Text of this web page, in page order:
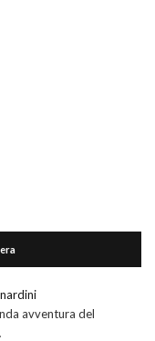
avventura del